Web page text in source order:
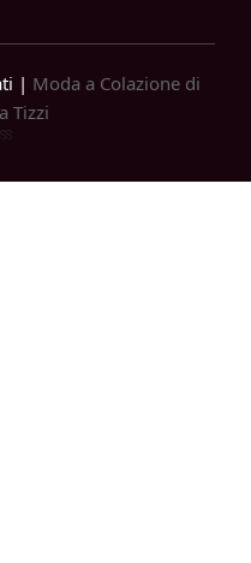
| Moda a Colazione di
Tizzi